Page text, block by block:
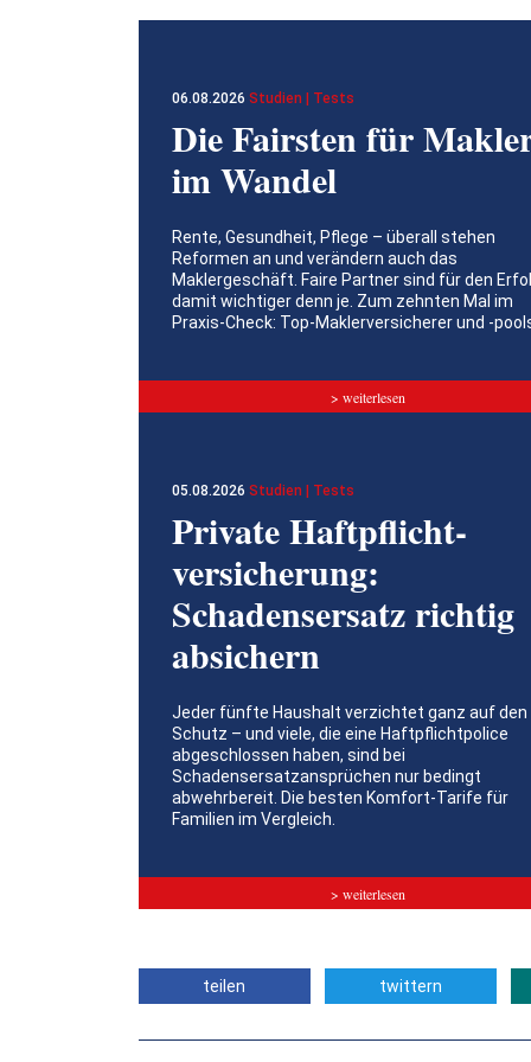
06.08.2026 Studien | Tests
Die Fairsten für
im Wandel
Rente, Gesundheit, Pflege – überall stehen
Reformen an und verändern auch das
Maklergeschäft. Faire Partner sind für den
damit wichtiger denn je. Zum zehnten Mal im
Praxis-Check: Top-Maklerversicherer und -
> weiterlesen
05.08.2026 Studien | Tests
Private Haftpflicht­
versicherung:
Schadensersatz richtig
absichern
Jeder fünfte Haushalt verzichtet ganz auf den
Schutz – und viele, die eine Haftpflichtpolice
abgeschlossen haben, sind bei
Schadensersatzansprüchen nur bedingt
abwehrbereit. Die besten Komfort-Tarife für
Familien im Vergleich.
> weiterlesen
teilen twittern